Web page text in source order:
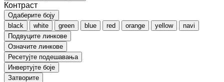
Контраст
Одаберите боју
black
white green blue red orange yellow
navi
Подвуците линкове
Означите линкове
Ресетујте подешавања
Инвертујте боје
Затворите